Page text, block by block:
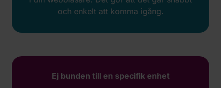
och enkelt att komma igång.
Ej bunden till en specifik enhet